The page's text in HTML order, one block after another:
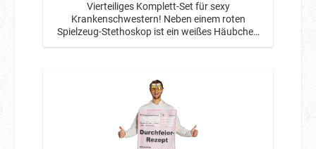
Vierteiliges Komplett-Set für sexy
Krankenschwestern! Neben einem roten
Spielzeug-Stethoskop ist ein weißes Häubchen
Unterrock aus Satinstoff und 4 darüberliegende
Lagen aus weißem Tüll. Die obere Lage ist mit
rotem Satinband gesäumt. Zuoberst ist ein
kleines Schürzchen mit glitzerndem Herz und
Kreuz aufgebracht, das mit rotem Tüll umrandet
ist.